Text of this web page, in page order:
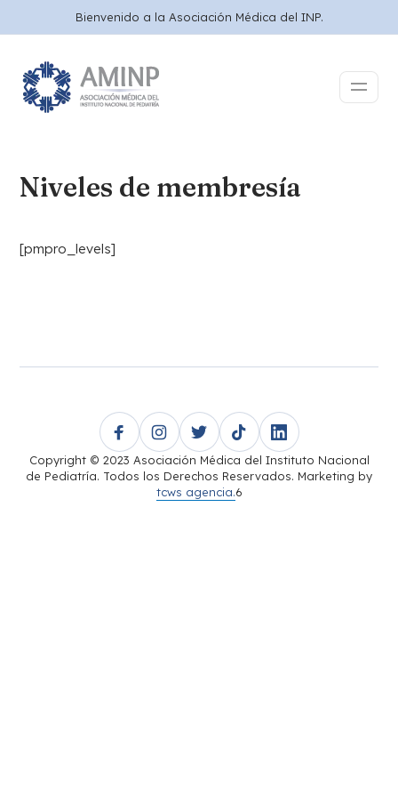
Bienvenido a la Asociación Médica del INP.
Niveles de membresía
[pmpro_levels]
Copyright © 2023 Asociación Médica del Instituto Nacional
de Pediatría. Todos los Derechos Reservados. Marketing by
tcws agencia.6